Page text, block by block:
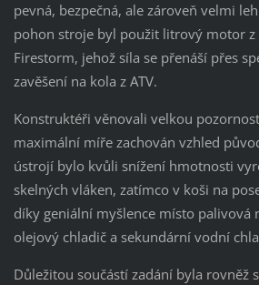
pevná, bezpečná, ale zároveň velmi
pohon stroje byl použit litrový motor z
Firestorm, jehož síla se přenáší přes
zavěšení na kola z ATV.
Konstruktéři věnovali velkou
maximální míře zachován vzhled
ústrojí bylo kvůli snížení hmotnosti
skelných vláken, zatímco v koši na
díky geniální myšlence místo palivová
olejový chladič a sekundární vodní
Důležitou součástí zadání byla rovněž